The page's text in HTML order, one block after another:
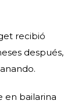
recibió
después,
en bailarina